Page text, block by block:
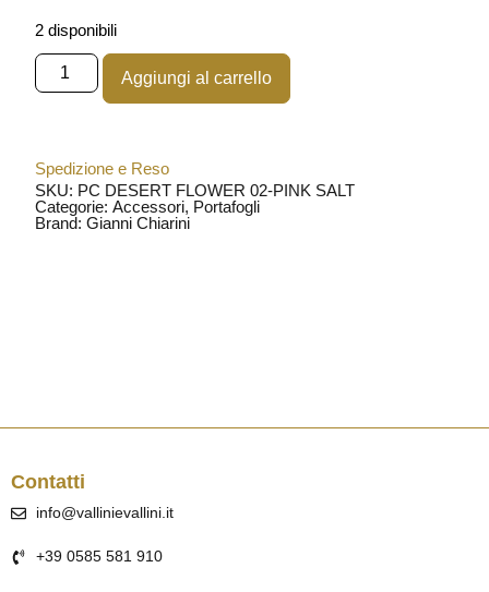
2 disponibili
Aggiungi al carrello
Spedizione e Reso
SKU: PC DESERT FLOWER 02-PINK SALT
Categorie:Accessori, Portafogli
Brand:Gianni Chiarini
Contatti
info@vallinievallini.it
+39 0585 581 910